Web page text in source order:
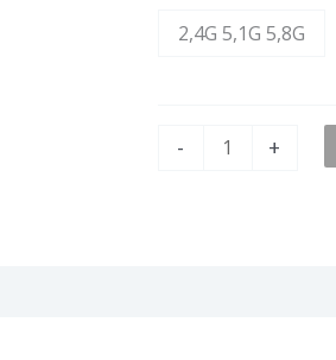
2,4G 5,1G 5,8G
- +